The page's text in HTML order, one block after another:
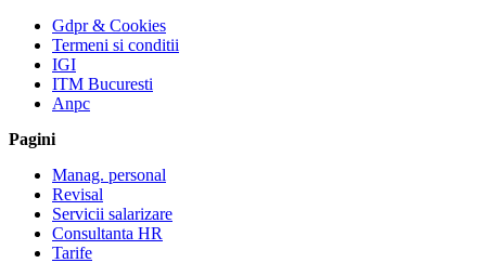
Gdpr & Cookies
Termeni si conditii
IGI
ITM Bucuresti
Anpc
Pagini
Manag. personal
Revisal
Servicii salarizare
Consultanta HR
Tarife